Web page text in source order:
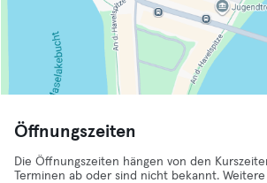
Öffnungszeiten
Die Öffnungszeiten hängen von den
Terminen ab oder sind nicht bekannt.